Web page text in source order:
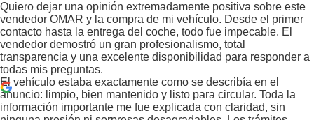
Quiero dejar una opinión extremadamente positiva sobre este
vendedor OMAR y la compra de mi vehículo. Desde el primer
contacto hasta la entrega del coche, todo fue impecable. El
vendedor demostró un gran profesionalismo, total
transparencia y una excelente disponibilidad para responder a
todas mis preguntas.
El vehículo estaba exactamente como se describía en el
anuncio: limpio, bien mantenido y listo para circular. Toda la
información importante me fue explicada con claridad, sin